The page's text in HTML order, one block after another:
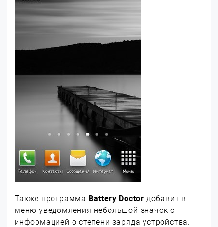
Также программа Battery Doctor добавит в
меню уведомления небольшой значок с
информацией о степени заряда устройства.